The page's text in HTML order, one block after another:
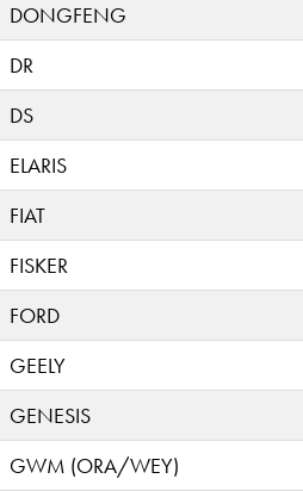
DONGFENG
DR
DS
ELARIS
FIAT
FISKER
FORD
GEELY
GENESIS
GWM (ORA/WEY)